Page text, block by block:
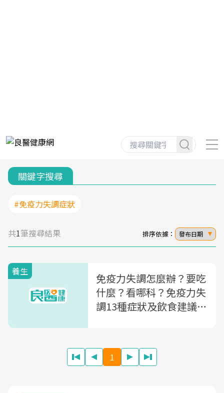
關鍵字搜尋
#免疫力失調症狀
共1筆搜尋結果 排序依據： 發布日期
養生
免疫力失調怎麼辦？要吃
什麼？看哪科？免疫力失
調13種症狀及飲食建議一
1